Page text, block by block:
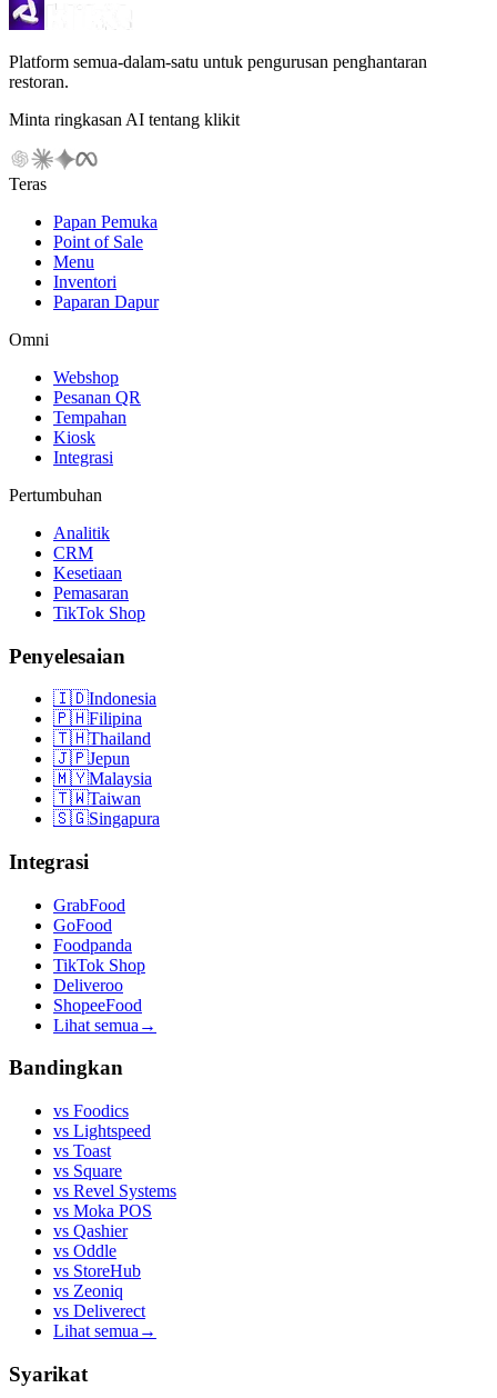
Platform semua-dalam-satu untuk pengurusan penghantaran
restoran.
Minta ringkasan AI tentang klikit
Teras
Papan Pemuka
Point of Sale
Menu
Inventori
Paparan Dapur
Omni
Webshop
Pesanan QR
Tempahan
Kiosk
Integrasi
Pertumbuhan
Analitik
CRM
Kesetiaan
Pemasaran
TikTok Shop
Penyelesaian
🇮🇩Indonesia
🇵🇭Filipina
🇹🇭Thailand
🇯🇵Jepun
🇲🇾Malaysia
🇹🇼Taiwan
🇸🇬Singapura
Integrasi
GrabFood
GoFood
Foodpanda
TikTok Shop
Deliveroo
ShopeeFood
Lihat semua →
Bandingkan
vs Foodics
vs Lightspeed
vs Toast
vs Square
vs Revel Systems
vs Moka POS
vs Qashier
vs Oddle
vs StoreHub
vs Zeoniq
vs Deliverect
Lihat semua →
Syarikat